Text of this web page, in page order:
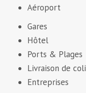
Aéroport
Gares
Hôtel
Ports & Plages
Livraison de
Entreprises